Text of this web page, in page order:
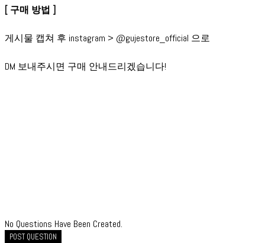
[ 구매 방법 ]
게시물 캡쳐 후 instagram > @gujestore_official 으로
DM 보내주시면 구매 안내드리겠습니다!
No Questions Have Been Created.
POST QUESTION